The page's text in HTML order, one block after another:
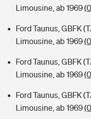
Limousine, ab 1969
Ford Taunus, GBFK
Limousine, ab 1969
Ford Taunus, GBFK
Limousine, ab 1969
Ford Taunus, GBFK
Limousine, ab 1969